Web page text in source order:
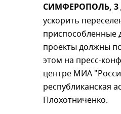
СИМФЕРОПОЛЬ, 3
ускорить
приспособленные
проекты должны
этом на пресс-
центре МИА
республиканская
Плохотниченко.